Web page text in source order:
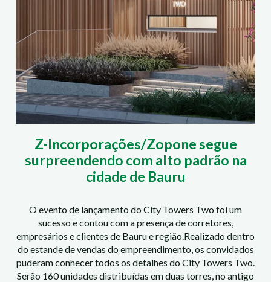
Z-Incorporações/Zopone segue
surpreendendo com alto padrão na
cidade de Bauru
O evento de lançamento do City Towers Two foi um
sucesso e contou com a presença de corretores,
empresários e clientes de Bauru e região.Realizado dentro
do estande de vendas do empreendimento, os convidados
puderam conhecer todos os detalhes do City Towers Two.
Serão 160 unidades distribuídas em duas torres, no antigo